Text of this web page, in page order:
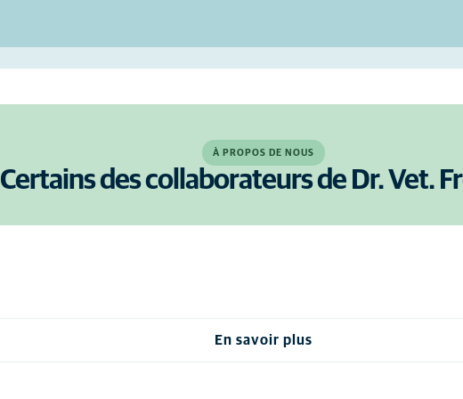
À PROPOS DE NOUS
Certains des collaborateurs de Dr. Vet.
En savoir plus